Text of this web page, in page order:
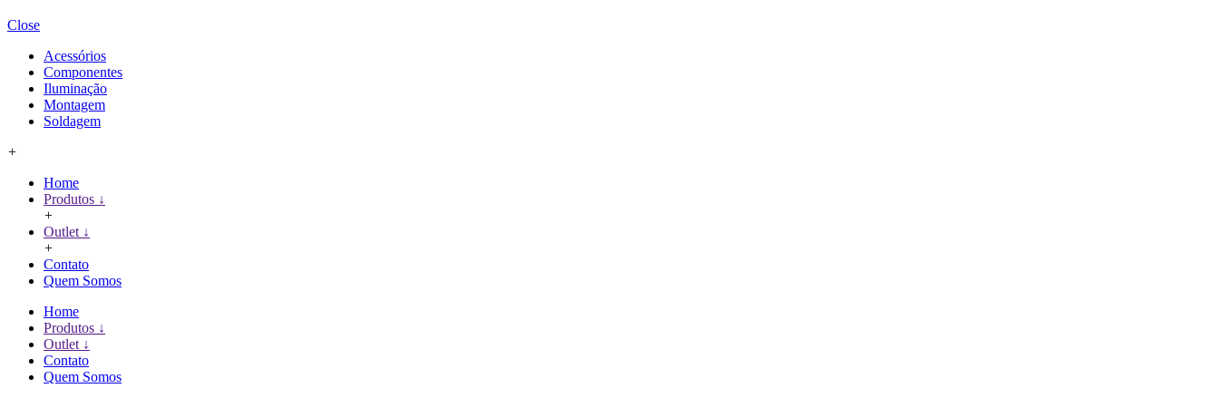
Close
Acessórios
Componentes
Iluminação
Montagem
Soldagem
+
Home
Produtos ↓
+
Outlet ↓
+
Contato
Quem Somos
Home
Produtos ↓
Outlet ↓
Contato
Quem Somos